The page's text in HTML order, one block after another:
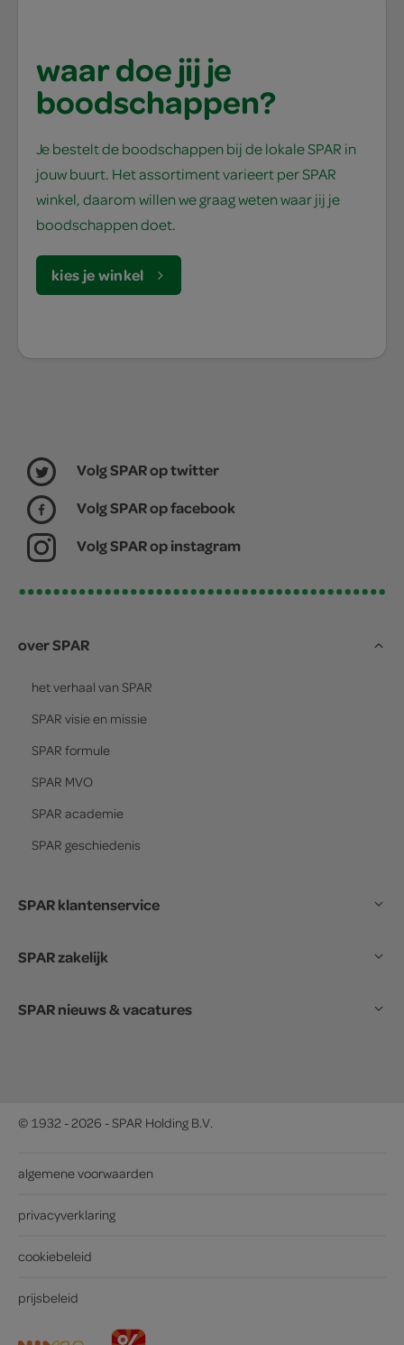
waar doe jij je
boodschappen?
Je bestelt de boodschappen bij de lokale SPAR in
jouw buurt. Het assortiment varieert per SPAR
winkel, daarom willen we graag weten waar jij je
boodschappen doet.
kies je winkel
Volg SPAR op twitter
Volg SPAR op facebook
Volg SPAR op instagram
over SPAR
het verhaal van SPAR
SPAR visie en missie
SPAR formule
SPAR MVO
SPAR academie
SPAR geschiedenis
SPAR klantenservice
SPAR zakelijk
SPAR nieuws & vacatures
© 1932 - 2026 - SPAR Holding B.V.
algemene voorwaarden
privacyverklaring
cookiebeleid
prijsbeleid